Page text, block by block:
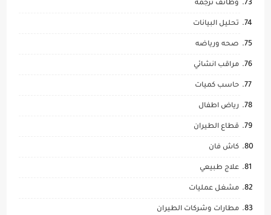
وظائف ترجمه
تحليل البيانات
صحه ورياضه
مراقب انشائي
حاسب كميات
رياض اطفال
قطاع الطيران
كاش فان
علاج طبيعي
مشغل عمليات
مطارات وشركات الطيران